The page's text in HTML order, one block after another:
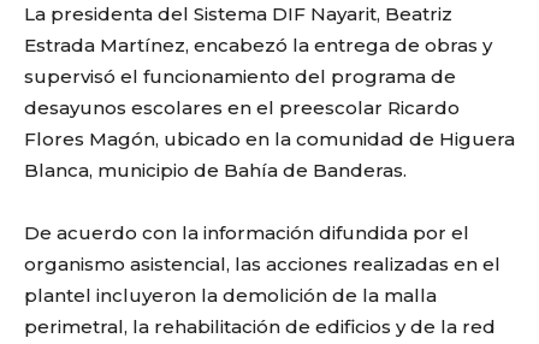
La presidenta del Sistema DIF Nayarit, Beatriz
Estrada Martínez, encabezó la entrega de obras y
supervisó el funcionamiento del programa de
desayunos escolares en el preescolar Ricardo
Flores Magón, ubicado en la comunidad de Higuera
Blanca, municipio de Bahía de Banderas.
De acuerdo con la información difundida por el
organismo asistencial, las acciones realizadas en el
plantel incluyeron la demolición de la malla
perimetral, la rehabilitación de edificios y de la red